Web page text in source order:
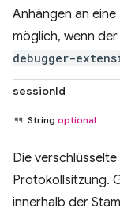
Anhängen an
möglich, wenn
debugger-
sessionId
String optional
Die
Protokollsitzung.
innerhalb der